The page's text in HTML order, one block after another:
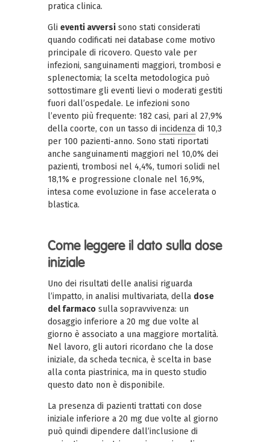
pratica clinica.
Gli eventi avversi sono stati considerati
quando codificati nei database come motivo
principale di ricovero. Questo vale per
infezioni, sanguinamenti maggiori, trombosi e
splenectomia; la scelta metodologica può
sottostimare gli eventi lievi o moderati gestiti
fuori dall’ospedale. Le infezioni sono
l’evento più frequente: 182 casi, pari al 27,9%
della coorte, con un tasso di incidenza di 10,3
per 100 pazienti-anno. Sono stati riportati
anche sanguinamenti maggiori nel 10,0% dei
pazienti, trombosi nel 4,4%, tumori solidi nel
18,1% e progressione clonale nel 16,9%,
intesa come evoluzione in fase accelerata o
blastica.
Come leggere il dato sulla dose
iniziale
Uno dei risultati delle analisi riguarda
l’impatto, in analisi multivariata, della dose
del farmaco sulla sopravvivenza: un
dosaggio inferiore a 20 mg due volte al
giorno è associato a una maggiore mortalità.
Nel lavoro, gli autori ricordano che la dose
iniziale, da scheda tecnica, è scelta in base
alla conta piastrinica, ma in questo studio
questo dato non è disponibile.
La presenza di pazienti trattati con dose
iniziale inferiore a 20 mg due volte al giorno
può quindi dipendere dall’inclusione di